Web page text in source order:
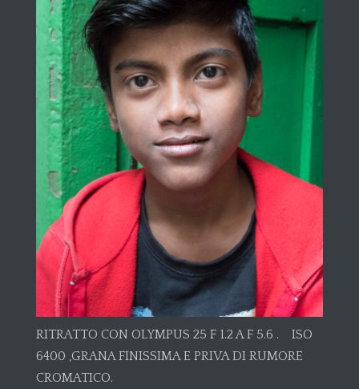
RITRATTO CON OLYMPUS 25 F 1.2 A F 5.6 . ISO
6400 ,GRANA FINISSIMA E PRIVA DI RUMORE
CROMATICO.